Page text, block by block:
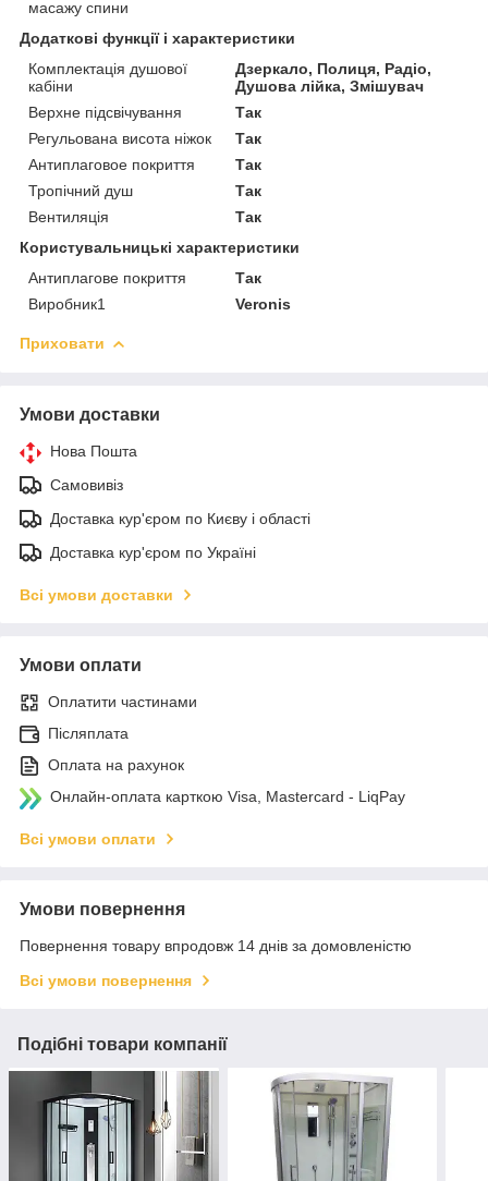
масажу спини
Додаткові функції і характеристики
Комплектація душової
кабіни
Дзеркало, Полиця, Радіо,
Душова лійка, Змішувач
Верхне підсвічування
Так
Регульована висота ніжок
Так
Антиплаговое покриття
Так
Тропічний душ
Так
Вентиляція
Так
Користувальницькі характеристики
Антиплагове покриття
Так
Виробник1
Veronis
Приховати
Умови доставки
Нова Пошта
Самовивіз
Доставка кур'єром по Києву і області
Доставка кур'єром по Україні
Всі умови доставки
Умови оплати
Оплатити частинами
Післяплата
Оплата на рахунок
Онлайн-оплата карткою Visa, Mastercard - LiqPay
Всі умови оплати
Умови повернення
Повернення товару впродовж 14 днів за домовленістю
Всі умови повернення
Подібні товари компанії